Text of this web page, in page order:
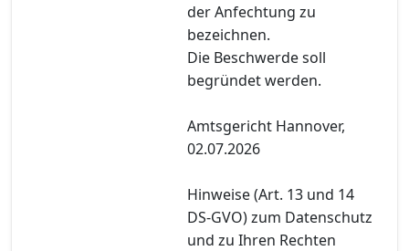
der Anfechtung zu
bezeichnen.
Die Beschwerde soll
begründet werden.
Amtsgericht Hannover,
02.07.2026
Hinweise (Art. 13 und 14
DS-GVO) zum Datenschutz
und zu Ihren Rechten